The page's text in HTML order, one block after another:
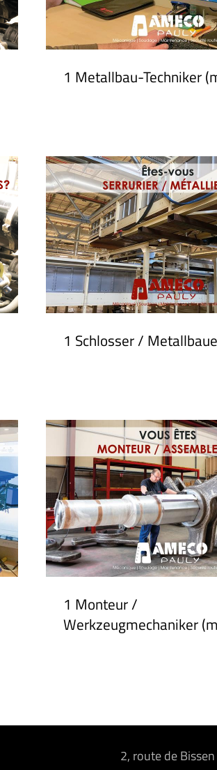
1 Metallbau-Techniker
1 Schlosser /
1 Monteur /
Werkzeugmechaniker
2, route de Bissen